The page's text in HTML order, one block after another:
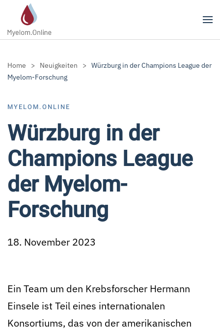
Zum Hauptinhalt springen
Home Neuigkeiten
Würzburg in der Champions League der
Myelom-Forschung
MYELOM.ONLINE
Würzburg in der
Champions League
der Myelom-
Forschung
18. November 2023
Ein Team um den Krebsforscher Hermann
Einsele ist Teil eines internationalen
Konsortiums, das von der amerikanischen